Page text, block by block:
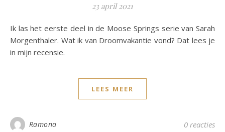
23 april 2021
Ik las het eerste deel in de Moose Springs serie van Sarah
Morgenthaler. Wat ik van Droomvakantie vond? Dat lees je
in mijn recensie.
LEES MEER
Ramona 0 reacties